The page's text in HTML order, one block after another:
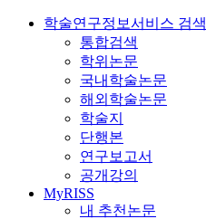
학술연구정보서비스 검색
통합검색
학위논문
국내학술논문
해외학술논문
학술지
단행본
연구보고서
공개강의
MyRISS
내 추천논문